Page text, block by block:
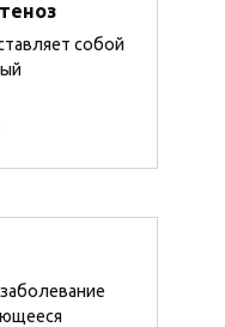
собой